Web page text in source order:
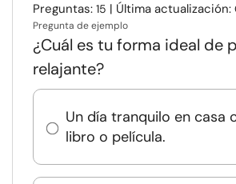
Preguntas: 15 | Última actualización:
Pregunta de ejemplo
¿Cuál es tu forma ideal de
relajante?
Un día tranquilo en casa
libro o película.